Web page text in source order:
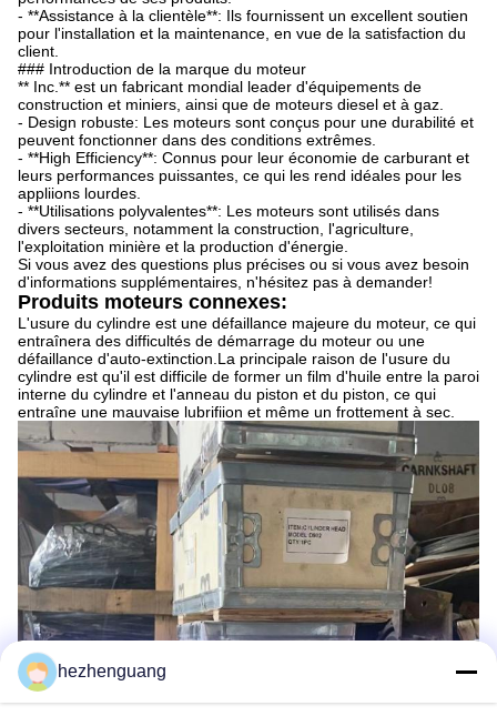
- **Assistance à la clientèle**: Ils fournissent un excellent soutien
pour l'installation et la maintenance, en vue de la satisfaction du
client.
### Introduction de la marque du moteur
** Inc.** est un fabricant mondial leader d'équipements de
construction et miniers, ainsi que de moteurs diesel et à gaz.
- Design robuste: Les moteurs sont conçus pour une durabilité et
peuvent fonctionner dans des conditions extrêmes.
- **High Efficiency**: Connus pour leur économie de carburant et
leurs performances puissantes, ce qui les rend idéales pour les
appliions lourdes.
- **Utilisations polyvalentes**: Les moteurs sont utilisés dans
divers secteurs, notamment la construction, l'agriculture,
l'exploitation minière et la production d'énergie.
Si vous avez des questions plus précises ou si vous avez besoin
d'informations supplémentaires, n'hésitez pas à demander!
Produits moteurs connexes:
L'usure du cylindre est une défaillance majeure du moteur, ce qui
entraînera des difficultés de démarrage du moteur ou une
défaillance d'auto-extinction.La principale raison de l'usure du
cylindre est qu'il est difficile de former un film d'huile entre la paroi
interne du cylindre et l'anneau du piston et du piston, ce qui
entraîne une mauvaise lubrifiion et même un frottement à sec.
hezhenguang